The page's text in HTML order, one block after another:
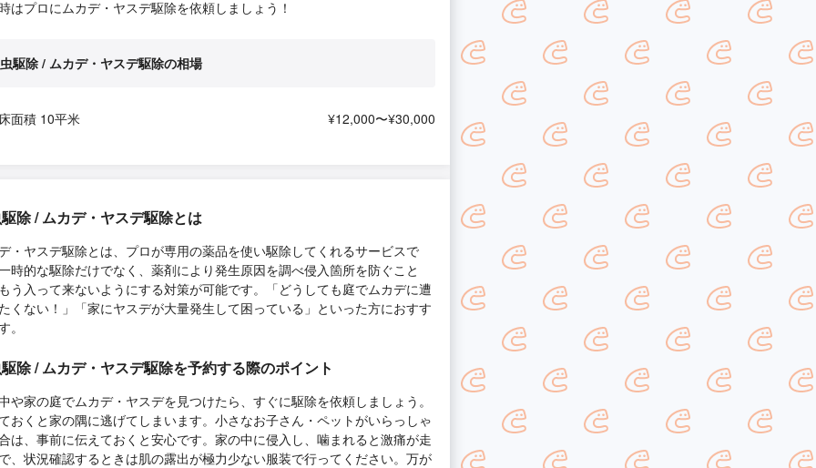
はプロにムカデ・ヤスデ駆除を依頼しましょう！
駆除 / ムカデ・ヤスデ駆除の相場
面積 10平米 ¥12,000〜¥30,000
除 / ムカデ・ヤスデ駆除とは
・ヤスデ駆除とは、プロが専用の薬品を使い駆除してくれるサービスで
時的な駆除だけでなく、薬剤により発生原因を調べ侵入箇所を防ぐこと
う入って来ないようにする対策が可能です。「どうしても庭でムカデに遭
くない！」「家にヤスデが大量発生して困っている」といった方におすす
。
除 / ムカデ・ヤスデ駆除を予約する際のポイント
や家の庭でムカデ・ヤスデを見つけたら、すぐに駆除を依頼しましょう。
おくと家の隅に逃げてしまいます。小さなお子さん・ペットがいらっしゃ
は、事前に伝えておくと安心です。家の中に侵入し、噛まれると激痛が走
、状況確認するときは肌の露出が極力少ない服装で行ってください。万が